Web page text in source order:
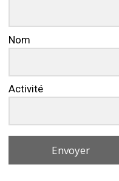
Nom
Activité
Envoyer